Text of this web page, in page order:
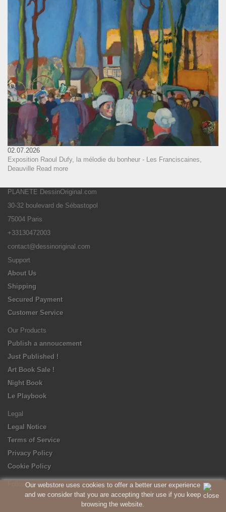
Our webstore uses cookies to offer a better user experience
and we consider that you are accepting their use if you keep
browsing the website.
02.07.2026
Exposition Raoul Dufy, la mélodie du bonheur - Les Franciscaines,
Deauville Read more
PLANETE DessinOriginal.com
30-32 boulevard de Sébastopol
75004 Paris
+33130472003
contact@dessinoriginal.com
Support
About Us
Shipping
Secured Payment
Customer Service
Our Products
Publish a annoucement
Just Published !
Art Book Sale !
Night Book
Le Playbook
Legal
Legal Notice
Terms of Service
Privacy Policy
Cookie Policy
Follow us